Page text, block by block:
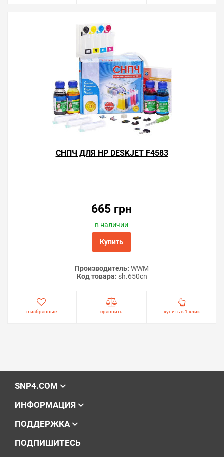
СНПЧ ДЛЯ HP DESKJET F4583
665 грн
в наличии
Купить
Производитель: WWM
Код товара: sh.650cn
в избранные сравнить купить в 1 клик
SNP4.COM
ИНФОРМАЦИЯ
ПОДДЕРЖКА
ПОДПИШИТЕСЬ